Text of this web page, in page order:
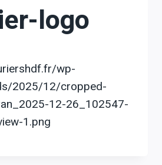
logo
wp-
2025/12/cropped-
12-26_102547-
1.png